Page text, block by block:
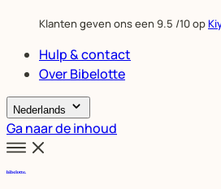
Klanten geven ons een 9.5 /10 op
Hulp & contact
Over Bibelotte
Nederlands
Ga naar de inhoud